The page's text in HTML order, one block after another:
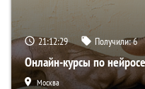
21:12:28 Получили:6
Онлайн-курсы по
Москва